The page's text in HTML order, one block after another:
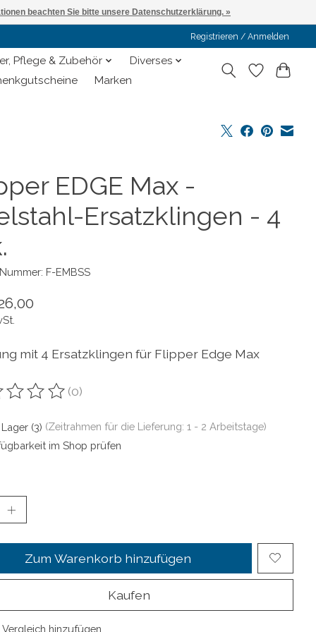
Registrieren / Anmelden
Pflege & Zubehör
Diverses
Marken
EDGE Max -
Ersatzklingen - 4
F-EMBSS
mit 4 Ersatzklingen für Flipper Edge Max
dieses Produkts ist
(0)
(3) (Zeitrahmen für die Lieferung: 1 - 2 Arbeitstage)
im Shop prüfen
Zum Warenkorb hinzufügen
Kaufen
hinzufügen
beachten Sie bitte unsere Datenschutzerklärung. »